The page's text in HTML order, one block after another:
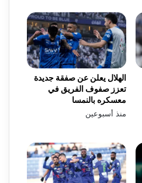
الهلال يعلن عن صفقة جديدة
تعزز صفوف الفريق في
معسكره بالنمسا
منذ أسبوعين